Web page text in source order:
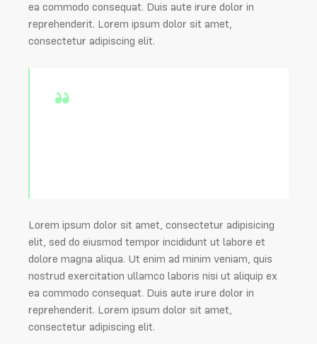
ea commodo consequat. Duis aute irure dolor in
reprehenderit. Lorem ipsum dolor sit amet,
consectetur adipiscing elit.
Lorem ipsum dolor sit amet, consectetur adipisicing
elit, sed do eiusmod tempor incididunt ut labore et
dolore magna aliqua. Ut enim ad minim veniam, quis
nostrud exercitation ullamco laboris nisi ut aliquip ex
ea commodo consequat. Duis aute irure dolor in
reprehenderit. Lorem ipsum dolor sit amet,
consectetur adipiscing elit.